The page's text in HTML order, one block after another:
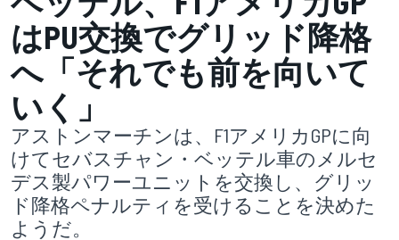
はPU交換でグリッド降格
へ「それでも前を向いて
いく」
アストンマーチンは、F1アメリカGPに向
けてセバスチャン・ベッテル車のメルセ
デス製パワーユニットを交換し、グリッ
ド降格ペナルティを受けることを決めた
ようだ。